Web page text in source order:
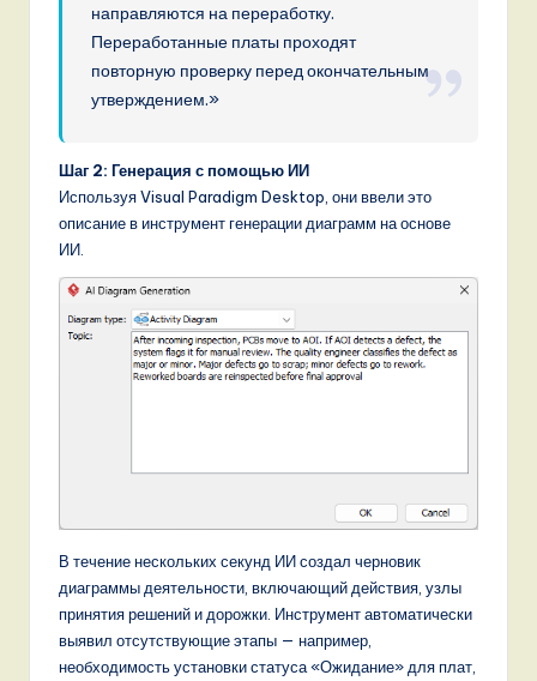
направляются на переработку.
Переработанные платы проходят
повторную проверку перед окончательным
утверждением.»
Шаг 2: Генерация с помощью ИИ
Используя Visual Paradigm Desktop, они ввели это
описание в инструмент генерации диаграмм на основе
ИИ.
В течение нескольких секунд ИИ создал черновик
диаграммы деятельности, включающий действия, узлы
принятия решений и дорожки. Инструмент автоматически
выявил отсутствующие этапы — например,
необходимость установки статуса «Ожидание» для плат,